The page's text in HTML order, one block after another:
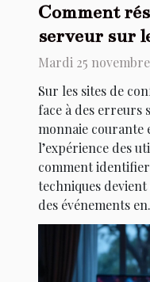
Comment
serveur sur
conférence
Mardi 25 novembre
Sur les sites de
face à des erreurs
monnaie
l’expérience des
comment
techniques
des événements